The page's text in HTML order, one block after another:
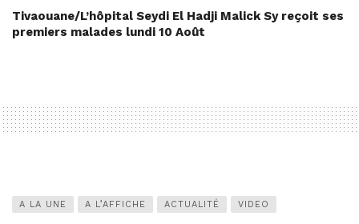
Tivaouane/L’hôpital Seydi El Hadji Malick Sy reçoit ses
premiers malades lundi 10 Août
A LA UNE A L’AFFICHE ACTUALITÉ VIDEO